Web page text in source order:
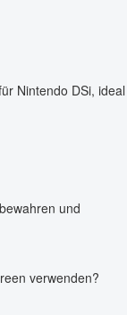
Nintendo DSi, ideal
und
verwenden?